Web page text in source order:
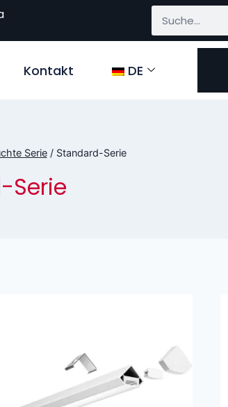
Kontakt DE
Serie / Standard-Serie
Serie